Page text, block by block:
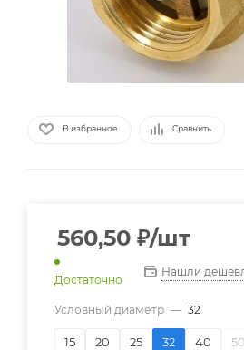
В избранное Сравнить
560,50 ₽/шт
Достаточно
Нашли
Условный диаметр — 32
15 20 25 32 40 50